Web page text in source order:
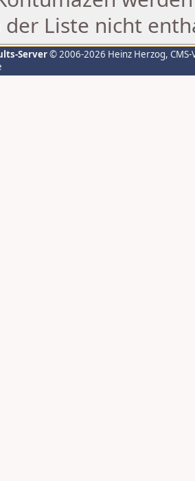
der Liste nicht
Server© 2006-2026 Heinz Herzog,